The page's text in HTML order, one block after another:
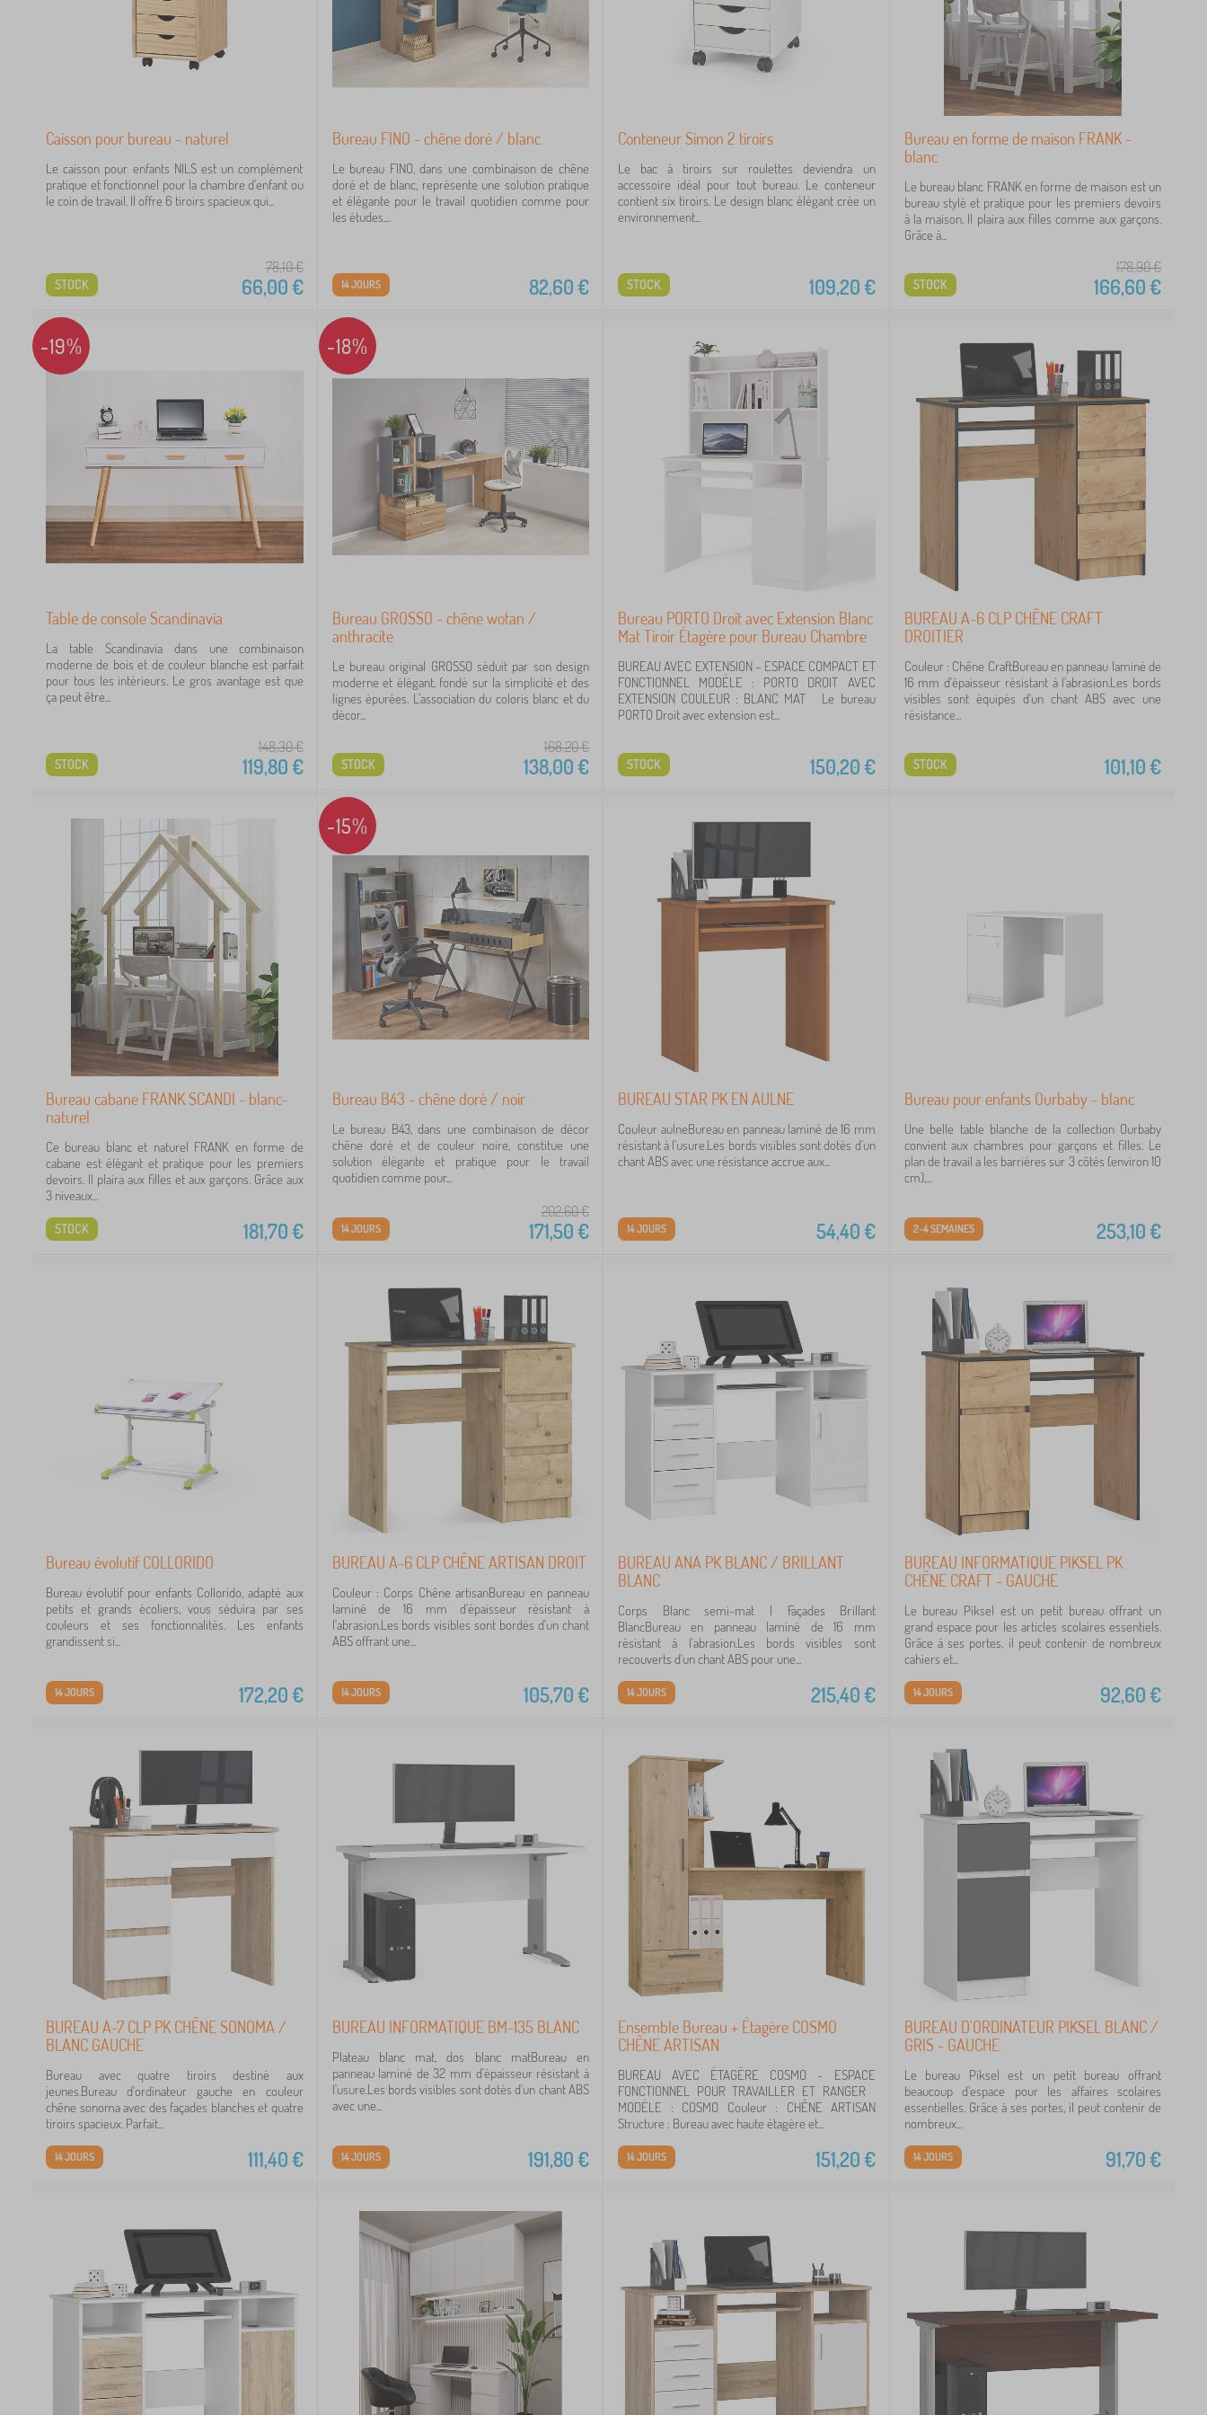
Caisson pour bureau - naturel
Le caisson pour enfants NILS est un complément
pratique et fonctionnel pour la chambre d'enfant ou
le coin de travail. Il offre 6 tiroirs spacieux qui...
78,10€
66,00€
STOCK
Bureau FINO - chêne doré / blanc
Le bureau FINO, dans une combinaison de chêne
doré et de blanc, représente une solution pratique
et élégante pour le travail quotidien comme pour
les études....
82,60€
14 JOURS
Conteneur Simon 2 tiroirs
Le bac à tiroirs sur roulettes deviendra un
accessoire idéal pour tout bureau. Le conteneur
contient six tiroirs. Le design blanc élégant crée un
environnement...
109,20€
STOCK
Bureau en forme de maison FRANK -
blanc
Le bureau blanc FRANK en forme de maison est un
bureau stylé et pratique pour les premiers devoirs
à la maison. Il plaira aux filles comme aux garçons.
Grâce à...
178,90€
166,60€
STOCK
-19%
Table de console Scandinavia
La table Scandinavia dans une combinaison
moderne de bois et de couleur blanche est parfait
pour tous les intérieurs. Le gros avantage est que
ça peut être...
148,30€
119,80€
STOCK
-18%
Bureau GROSSO - chêne wotan /
anthracite
Le bureau original GROSSO séduit par son design
moderne et élégant, fondé sur la simplicité et des
lignes épurées. L’association du coloris blanc et du
décor...
168,20€
138,00€
STOCK
Bureau PORTO Droit avec Extension Blanc
Mat Tiroir Étagère pour Bureau Chambre
BUREAU AVEC EXTENSION – ESPACE COMPACT ET
FONCTIONNEL MODÈLE : PORTO DROIT AVEC
EXTENSION COULEUR : BLANC MAT Le bureau
PORTO Droit avec extension est...
150,20€
STOCK
BUREAU A-6 CLP CHÊNE CRAFT
DROITIER
Couleur : Chêne CraftBureau en panneau laminé de
16 mm d'épaisseur résistant à l'abrasion.Les bords
visibles sont équipés d'un chant ABS avec une
résistance...
101,10€
STOCK
Bureau cabane FRANK SCANDI - blanc-
naturel
Ce bureau blanc et naturel FRANK en forme de
cabane est élégant et pratique pour les premiers
devoirs. Il plaira aux filles et aux garçons. Grâce aux
3 niveaux...
181,70€
STOCK
-15%
Bureau B43 - chêne doré / noir
Le bureau B43, dans une combinaison de décor
chêne doré et de couleur noire, constitue une
solution élégante et pratique pour le travail
quotidien comme pour...
202,60€
171,50€
14 JOURS
BUREAU STAR PK EN AULNE
Couleur aulneBureau en panneau laminé de 16 mm
résistant à l'usure.Les bords visibles sont dotés d'un
chant ABS avec une résistance accrue aux...
54,40€
14 JOURS
Bureau pour enfants Ourbaby - blanc
Une belle table blanche de la collection Ourbaby
convient aux chambres pour garçons et filles. Le
plan de travail a les barrières sur 3 côtés (environ 10
cm),...
253,10€
2-4 SEMAINES
Bureau évolutif COLLORIDO
Bureau évolutif pour enfants Collorido, adapté aux
petits et grands écoliers, vous séduira par ses
couleurs et ses fonctionnalités. Les enfants
grandissent si...
172,20€
14 JOURS
BUREAU A-6 CLP CHÊNE ARTISAN DROIT
Couleur : Corps Chêne artisanBureau en panneau
laminé de 16 mm d'épaisseur résistant à
l'abrasion.Les bords visibles sont bordés d'un chant
ABS offrant une...
105,70€
14 JOURS
BUREAU ANA PK BLANC / BRILLANT
BLANC
Corps Blanc semi-mat | Façades Brillant
BlancBureau en panneau laminé de 16 mm
résistant à l'abrasion.Les bords visibles sont
recouverts d'un chant ABS pour une...
215,40€
14 JOURS
BUREAU INFORMATIQUE PIKSEL PK
CHÊNE CRAFT - GAUCHE
Le bureau Piksel est un petit bureau offrant un
grand espace pour les articles scolaires essentiels.
Grâce à ses portes, il peut contenir de nombreux
cahiers et...
92,60€
14 JOURS
BUREAU A-7 CLP PK CHÊNE SONOMA /
BLANC GAUCHE
Bureau avec quatre tiroirs destiné aux
jeunes.Bureau d'ordinateur gauche en couleur
chêne sonoma avec des façades blanches et quatre
tiroirs spacieux. Parfait...
111,40€
14 JOURS
BUREAU INFORMATIQUE BM-135 BLANC
Plateau blanc mat, dos blanc matBureau en
panneau laminé de 32 mm d'épaisseur résistant à
l'usure.Les bords visibles sont dotés d'un chant ABS
avec une...
191,80€
14 JOURS
Ensemble Bureau + Étagère COSMO
CHÊNE ARTISAN
BUREAU AVEC ÉTAGÈRE COSMO - ESPACE
FONCTIONNEL POUR TRAVAILLER ET RANGER
MODÈLE : COSMO Couleur : CHÊNE ARTISAN
Structure : Bureau avec haute étagère et...
151,20€
14 JOURS
BUREAU D'ORDINATEUR PIKSEL BLANC /
GRIS - GAUCHE
Le bureau Piksel est un petit bureau offrant
beaucoup d'espace pour les affaires scolaires
essentielles. Grâce à ses portes, il peut contenir de
nombreux...
91,70€
14 JOURS